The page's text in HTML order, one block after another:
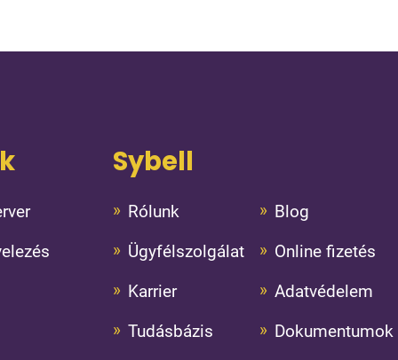
Sybell
Rólunk
Blog
Ügyfélszolgálat
Online fizetés
Karrier
Adatvédelem
Tudásbázis
Dokumentumok